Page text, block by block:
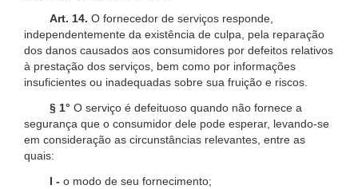
Art. 14. O fornecedor de serviços responde,
independentemente da existência de culpa, pela reparação
dos danos causados aos consumidores por defeitos relativos
à prestação dos serviços, bem como por informações
insuficientes ou inadequadas sobre sua fruição e riscos.
§ 1° O serviço é defeituoso quando não fornece a
segurança que o consumidor dele pode esperar, levando-se
em consideração as circunstâncias relevantes, entre as
quais:
I - o modo de seu fornecimento;